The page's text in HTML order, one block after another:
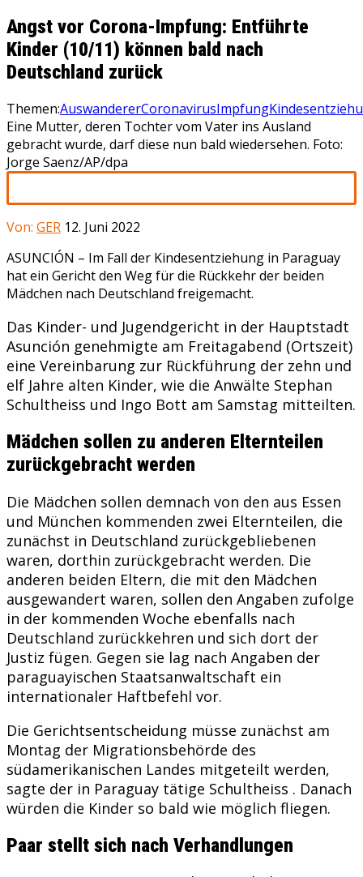
Angst vor Corona-Impfung: Entführte
Kinder (10/11) können bald nach
Deutschland zurück
Themen:AuswandererCoronavirusImpfung
Eine Mutter, deren Tochter vom Vater ins Ausland
gebracht wurde, darf diese nun bald wiedersehen. Foto:
Jorge Saenz/AP/dpa
Von: GER 12. Juni 2022
ASUNCIÓN – Im Fall der Kindesentziehung in Paraguay
hat ein Gericht den Weg für die Rückkehr der beiden
Mädchen nach Deutschland freigemacht.
Das Kinder- und Jugendgericht in der Hauptstadt
Asunción genehmigte am Freitagabend (Ortszeit)
eine Vereinbarung zur Rückführung der zehn und
elf Jahre alten Kinder, wie die Anwälte Stephan
Schultheiss und Ingo Bott am Samstag mitteilten.
Mädchen sollen zu anderen Elternteilen
zurückgebracht werden
Die Mädchen sollen demnach von den aus Essen
und München kommenden zwei Elternteilen, die
zunächst in Deutschland zurückgebliebenen
waren, dorthin zurückgebracht werden. Die
anderen beiden Eltern, die mit den Mädchen
ausgewandert waren, sollen den Angaben zufolge
in der kommenden Woche ebenfalls nach
Deutschland zurückkehren und sich dort der
Justiz fügen. Gegen sie lag nach Angaben der
paraguayischen Staatsanwaltschaft ein
internationaler Haftbefehl vor.
Die Gerichtsentscheidung müsse zunächst am
Montag der Migrationsbehörde des
südamerikanischen Landes mitgeteilt werden,
sagte der in Paraguay tätige Schultheiss . Danach
würden die Kinder so bald wie möglich fliegen.
Paar stellt sich nach Verhandlungen